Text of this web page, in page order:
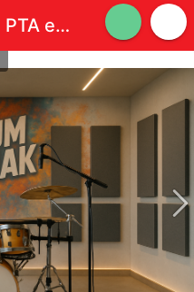
École de batterie PTA en Hérault